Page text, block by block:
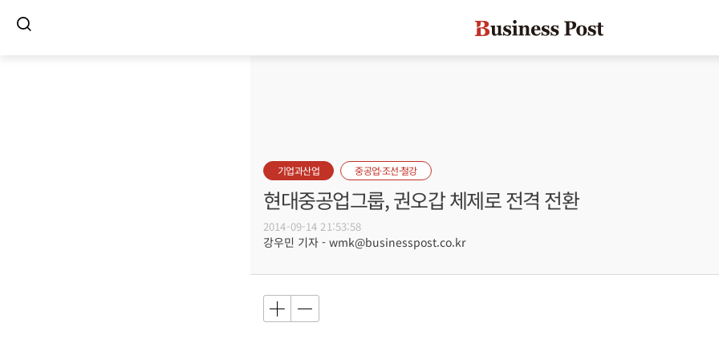
기업과산업 중공업·조선·철강
현대중공업그룹, 권오갑 체제로 전격 전환
2014-09-14 21:53:58
강우민 기자 - wmk@businesspost.co.kr